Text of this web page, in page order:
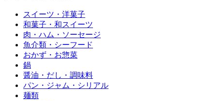
スイーツ・洋菓子
和菓子・和スイーツ
肉・ハム・ソーセージ
魚介類・シーフード
おかず・お惣菜
鍋
醤油・だし・調味料
パン・ジャム・シリアル
麺類